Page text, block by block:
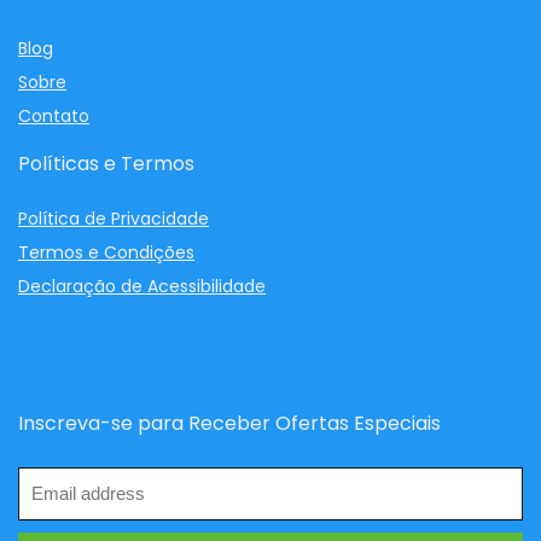
Blog
Sobre
Contato
Políticas e Termos
Política de Privacidade
Termos e Condições
Declaração de Acessibilidade
Inscreva-se para Receber Ofertas Especiais